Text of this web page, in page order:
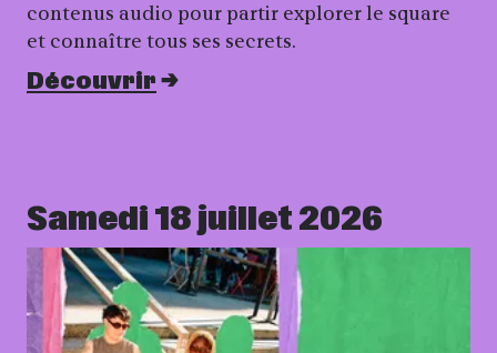
contenus audio pour partir explorer le square
et connaître tous ses secrets.
Découvrir
Samedi 18 juillet 2026